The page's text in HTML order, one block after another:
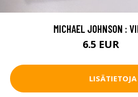
MICHAEL JOHNSON :
6.5 EUR
LISÄTIETOJA